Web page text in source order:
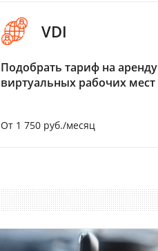
VDI
Подобрать тариф на аренду
виртуальных рабочих мест
От 1 750 руб./месяц